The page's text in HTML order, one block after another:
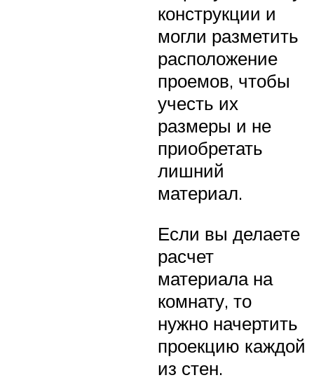
конструкции и
могли разметить
расположение
проемов, чтобы
учесть их
размеры и не
приобретать
лишний
материал.
Если вы делаете
расчет
материала на
комнату, то
нужно начертить
проекцию каждой
из стен.